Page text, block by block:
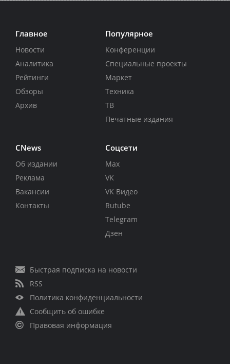
Главное
Новости
Аналитика
Рейтинги
Обзоры
Архив
Популярное
Конференции
Специальные проекты
Маркет
Техника
ТВ
Печатные издания
CNews
Об издании
Реклама
Вакансии
Контакты
Соцсети
Max
VK
VK Видео
Rutube
Telegram
Дзен
Быстрая подписка на новости
RSS
Политика конфиденциальности
Сообщить об ошибке
Правовая информация